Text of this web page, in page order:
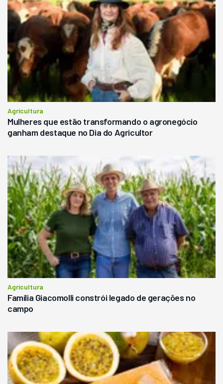
Agricultura
Mulheres que estão transformando o agronegócio
ganham destaque no Dia do Agricultor
Agricultura
Família Giacomolli constrói legado de gerações no
campo